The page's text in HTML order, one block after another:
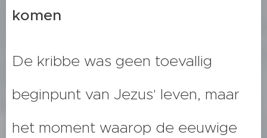
komen
De kribbe was geen toevallig
beginpunt van Jezus' leven, maar
het moment waarop de eeuwige